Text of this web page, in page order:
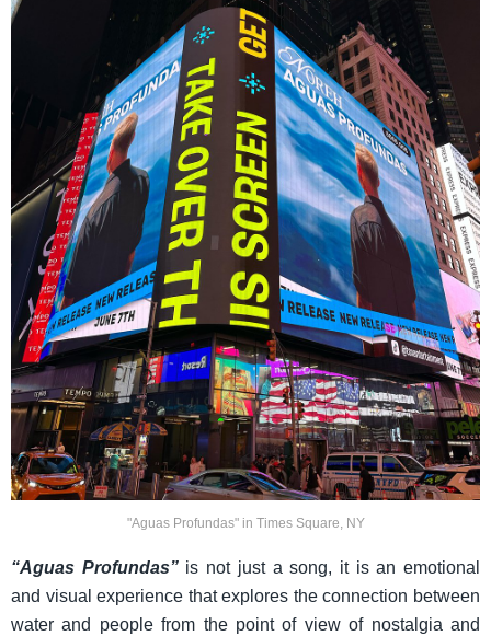
"Aguas Profundas" in Times Square, NY
“Aguas Profundas”is not just a song, it is an emotional
and visual experience that explores the connection between
water and people from the point of view of nostalgia and